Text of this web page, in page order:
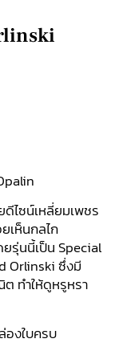
ไซน์เหลี่ยมเพชร
เห็นกลไก
รุ่นนี้เป็น Special
Orlinski ซึ่งมี
ทำให้ดูหรูหรา
องใบครบ